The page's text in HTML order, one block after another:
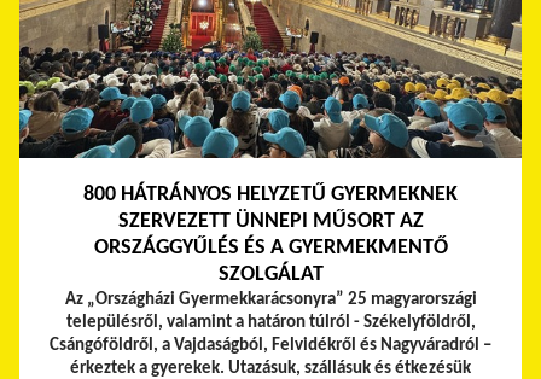
800 HÁTRÁNYOS HELYZETŰ GYERMEKNEK
SZERVEZETT ÜNNEPI MŰSORT AZ
ORSZÁGGYŰLÉS ÉS A GYERMEKMENTŐ
SZOLGÁLAT
Az „Országházi Gyermekkarácsonyra” 25 magyarországi
településről, valamint a határon túlról - Székelyföldről,
Csángóföldről, a Vajdaságból, Felvidékről és Nagyváradról –
érkeztek a gyerekek. Utazásuk, szállásuk és étkezésük